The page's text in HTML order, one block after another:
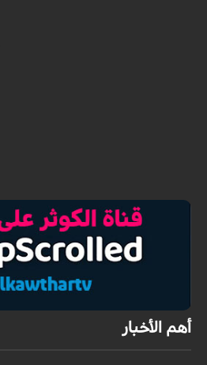
أهم الأخبار